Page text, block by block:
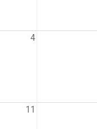
4
11